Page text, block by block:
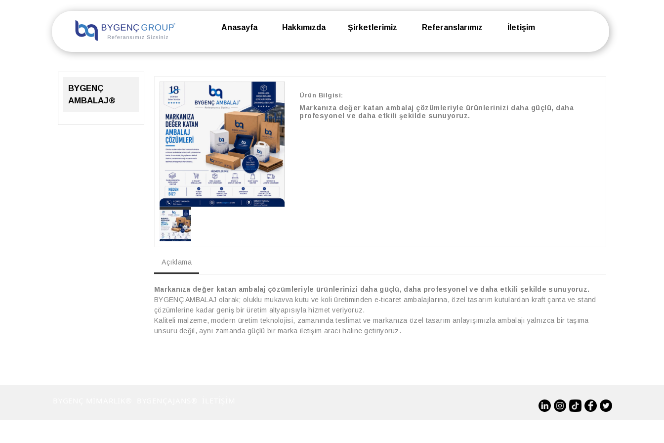
BYGENÇ
AMBALAJ®
Ürün Bilgisi:
Markanıza değer katan ambalaj çözümleriyle ürünlerinizi daha güçlü, daha
profesyonel ve daha etkili şekilde sunuyoruz.
Açıklama
Markanıza değer katan ambalaj çözümleriyle ürünlerinizi daha güçlü, daha profesyonel ve daha etkili şekilde sunuyoruz.
BYGENÇ AMBALAJ olarak; oluklu mukavva kutu ve koli üretiminden e-ticaret ambalajlarına, özel tasarım kutulardan kraft çanta ve stand
çözümlerine kadar geniş bir üretim altyapısıyla hizmet veriyoruz.
Kaliteli malzeme, modern üretim teknolojisi, zamanında teslimat ve markanıza özel tasarım anlayışımızla ambalajı yalnızca bir taşıma
unsuru değil, aynı zamanda güçlü bir marka iletişim aracı haline getiriyoruz.
Anasayfa Hakkımızda Şirketlerimiz Referanslarımız İletişim